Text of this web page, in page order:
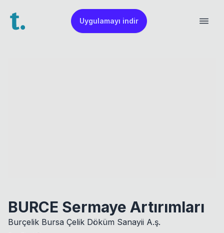
Uygulamayı indir
BURCE Sermaye Artırımları
Burçelik Bursa Çelik Döküm Sanayii A.ş.